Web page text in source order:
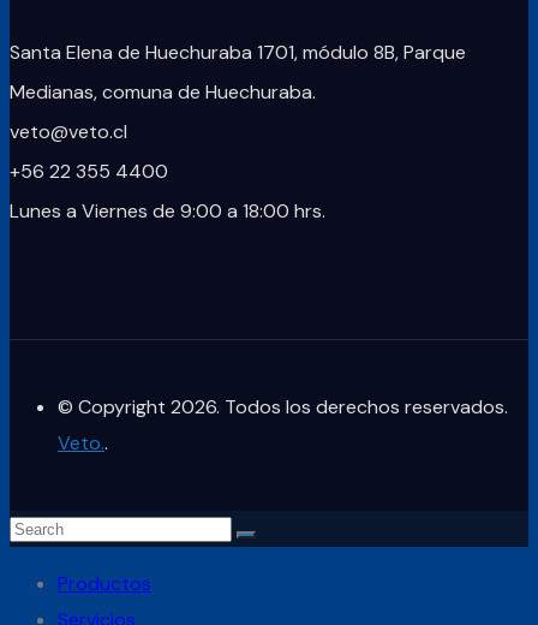
Santa Elena de Huechuraba 1701, módulo 8B, Parque
Medianas, comuna de Huechuraba.
veto@veto.cl
+56 22 355 4400
Lunes a Viernes de 9:00 a 18:00 hrs.
© Copyright 2026. Todos los derechos reservados.
Veto..
Productos
Servicios